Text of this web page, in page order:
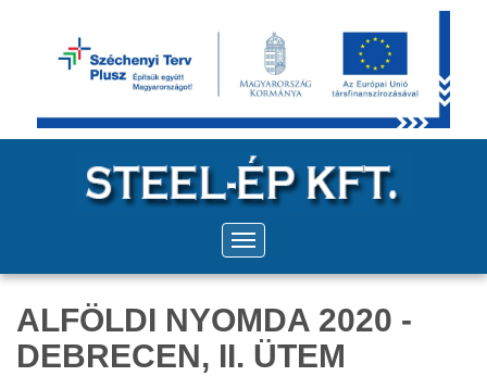
ALFÖLDI NYOMDA 2020 -
DEBRECEN, II. ÜTEM